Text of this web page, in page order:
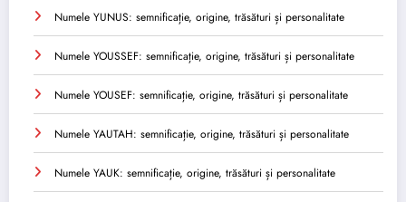
Numele YUNUS: semnificație, origine, trăsături și personalitate
Numele YOUSSEF: semnificație, origine, trăsături și personalitate
Numele YOUSEF: semnificație, origine, trăsături și personalitate
Numele YAUTAH: semnificație, origine, trăsături și personalitate
Numele YAUK: semnificație, origine, trăsături și personalitate